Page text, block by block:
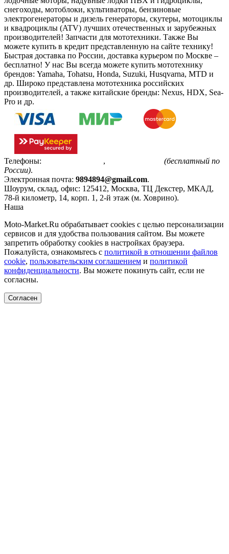
снегоходы, мотоблоки, культиваторы, бензиновые
электрогенераторы и дизель генераторы, скутеры, мотоциклы
и квадроциклы (ATV) лучших отечественных и зарубежных
производителей! Запчасти для мототехники. Также Вы
можете купить в кредит представленную на сайте технику!
Быстрая доставка по России, доставка курьером по Москве –
бесплатно! У нас Вы всегда можете купить мототехнику
брендов: Yamaha, Tohatsu, Honda, Suzuki, Husqvarna, MTD и
др. Широко представлена мототехника российских
производителей, а также китайские бренды: Nexus, HDX, Sea-
Pro и др.
Телефоны: ,
(бесплатный по
России).
Электронная почта: 9894894@gmail.com.
Шоурум, склад, офис: 125412, Москва, ТЦ Декстер, МКАД,
78-й километр, 14, корп. 1, 2-й этаж (м. Ховрино).
Наша
Moto-Market.Ru обрабатывает сookies с целью персонализации
сервисов и для удобства пользования сайтом. Вы можете
запретить обработку сookies в настройках браузера.
Пожалуйста, ознакомьтесь с политикой в отношении файлов
cookie, пользовательским соглашением и политикой
конфиденциальности. Вы можете покинуть сайт, если не
согласны.
Согласен